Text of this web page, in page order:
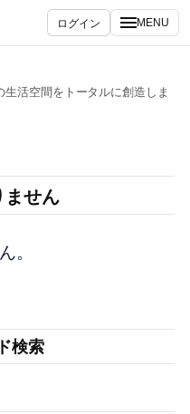
ログイン MENU
活空間をトータルに創造しま
せん
。
検索